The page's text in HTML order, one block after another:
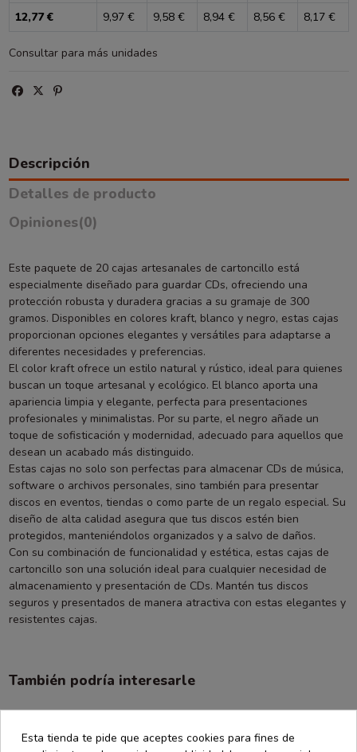
12,77 €
9,97 € 9,58 € 8,94 € 8,56 € 8,17 €
Consultar para más unidades
Descripción
Detalles de producto
Opiniones(0)
Este paquete de 20 cajas artesanales de cartoncillo está
especialmente diseñado para guardar CDs, ofreciendo una
protección robusta y duradera gracias a su gramaje de 300
gramos. Disponibles en colores kraft, blanco y negro, estas cajas
proporcionan opciones elegantes y versátiles para adaptarse a
diferentes necesidades y preferencias.
El color kraft ofrece un estilo natural y rústico, ideal para quienes
buscan un toque artesanal y ecológico. El blanco aporta una
apariencia limpia y elegante, perfecta para presentaciones
profesionales y minimalistas. Por su parte, el negro añade un
toque de sofisticación y modernidad, adecuado para aquellos que
desean un acabado más distinguido.
Estas cajas no solo son perfectas para almacenar CDs de música,
software o archivos personales, sino también para presentar
discos en eventos, tiendas o como parte de un regalo especial. Su
diseño de alta calidad asegura que tus discos estén bien
protegidos, manteniéndolos organizados y a salvo de daños.
Con su combinación de funcionalidad y estética, estas cajas de
cartoncillo son una solución ideal para cualquier necesidad de
almacenamiento y presentación de CDs. Mantén tus discos
seguros y presentados de manera atractiva con estas elegantes y
resistentes cajas.
También podría interesarle
Esta tienda te pide que aceptes cookies para fines de